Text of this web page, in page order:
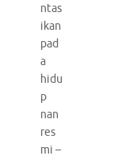
ntas
ikan
pad
a
hidu
p
nan
res
mi –